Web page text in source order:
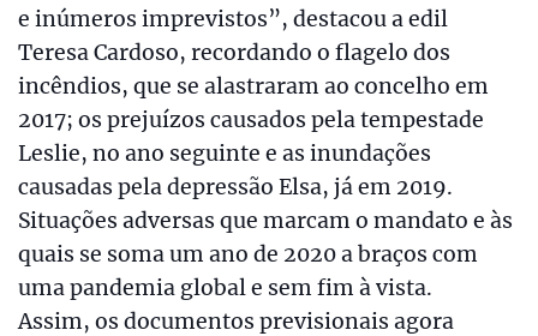
e inúmeros imprevistos”, destacou a edil
Teresa Cardoso, recordando o flagelo dos
incêndios, que se alastraram ao concelho em
2017; os prejuízos causados pela tempestade
Leslie, no ano seguinte e as inundações
causadas pela depressão Elsa, já em 2019.
Situações adversas que marcam o mandato e às
quais se soma um ano de 2020 a braços com
uma pandemia global e sem fim à vista.
Assim, os documentos previsionais agora